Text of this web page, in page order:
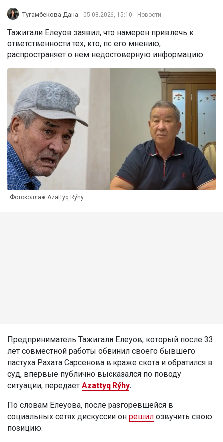
Тугамбекова Дана 05.08.2026, 15:10 Новости
Тажигали Елеуов заявил, что намерен привлечь к
ответственности тех, кто, по его мнению,
распространяет о нем недостоверную информацию
Фотоколлаж Azattyq Rýhy
Предприниматель Тажигали Елеуов, который после 33
лет совместной работы обвинил своего бывшего
пастуха Рахата Сарсенова в краже скота и обратился в
суд, впервые публично высказался по поводу
ситуации, передает Azattyq Rýhy.
По словам Елеуова, после разгоревшейся в
социальных сетях дискуссии он решил озвучить свою
позицию.